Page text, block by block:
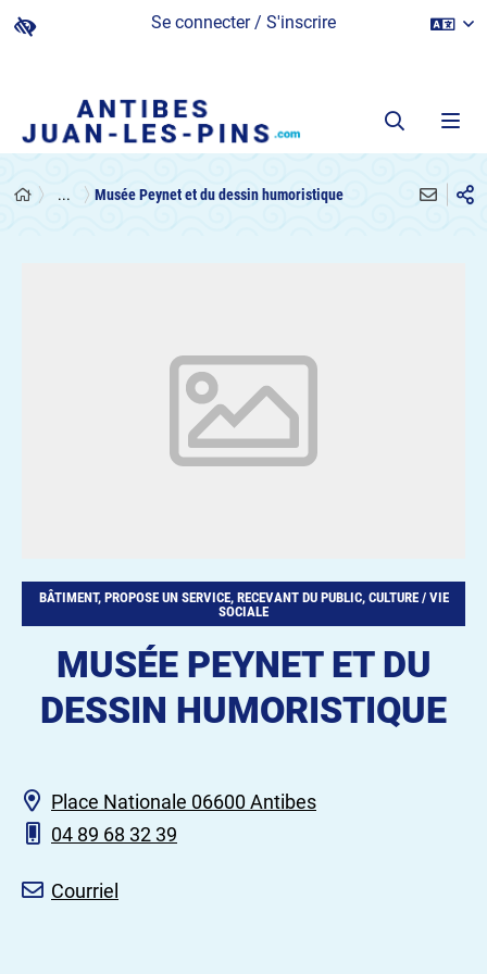
Se connecter / S'inscrire
... Musée Peynet et du dessin humoristique
BÂTIMENT, PROPOSE UN SERVICE, RECEVANT DU PUBLIC, CULTURE / VIE
SOCIALE
MUSÉE PEYNET ET DU
DESSIN HUMORISTIQUE
Place Nationale 06600 Antibes
04 89 68 32 39
Courriel